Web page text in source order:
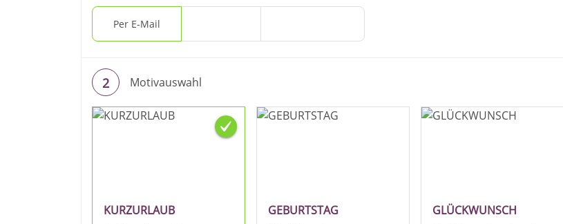
Per E-Mail
Motivauswahl
KURZURLAUB
GEBURTSTAG
GLÜCKWUNSCH